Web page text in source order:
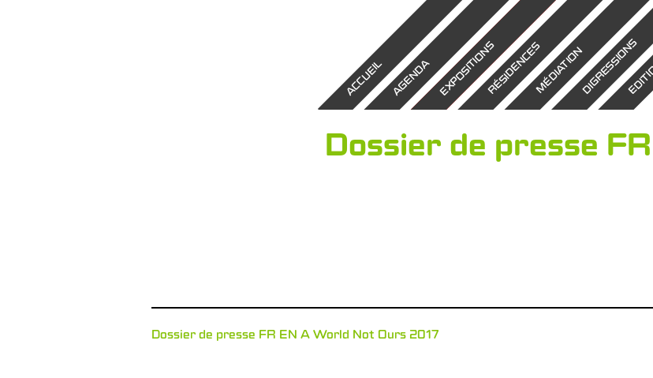
ACCUEILAGENDAEXPOSITIONSRÉSIDENCESMÉDIATIONDIGRESSIONS
Dossier de presse
Dossier de presse FR EN A World Not Ours 2017